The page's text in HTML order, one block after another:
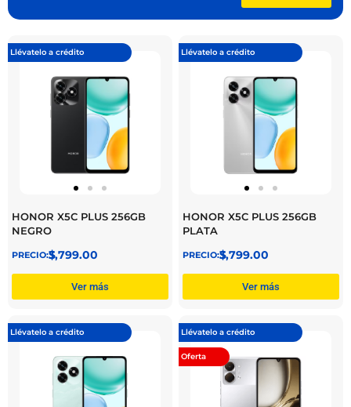
Llévatelo a crédito
HONOR X5C PLUS 256GB
NEGRO
$
3,799.00
Ver más
Llévatelo a crédito
HONOR X5C PLUS 256GB
PLATA
$
3,799.00
Ver más
Llévatelo a crédito Llévatelo a crédito
Oferta